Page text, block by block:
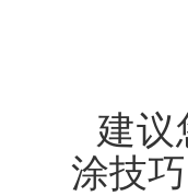
建议
涂技